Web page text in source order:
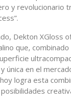
y revolucionario
Dekton XGloss
que,
única en el
logra esta